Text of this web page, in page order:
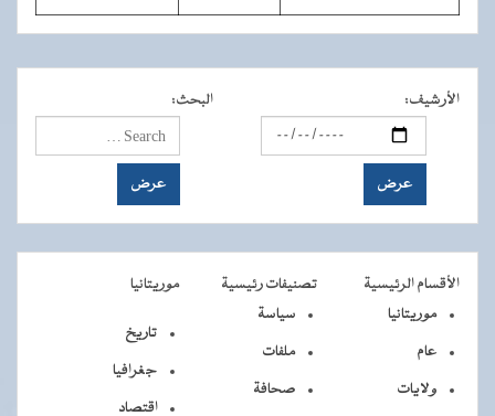
الأرشيف: البحث:
الأقسام الرئيسية تصنيفات رئيسية
موريتانيا
موريتانيا
عام
ولايات
سياسة
ملفات
صحافة
تاريخ
جغرافيا
اقتصاد